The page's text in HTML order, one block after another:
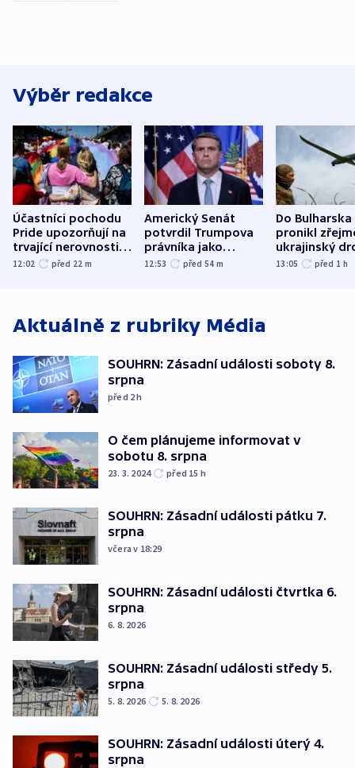
Výběr redakce
Účastníci pochodu
Pride upozorňují na
trvající nerovnosti i
společenskou
12:02 před 22 m
Americký Senát
potvrdil Trumpova
právníka jako
ministra
12:53 před 54 m
Do Bulharska
pronikl
ukrajinský
explodoval
13:05 před 1 h
Aktuálně z rubriky Média
SOUHRN: Zásadní události soboty 8.
srpna
před 2h
O čem plánujeme informovat v
sobotu 8. srpna
23. 3. 2024 před 15 h
SOUHRN: Zásadní události pátku 7.
srpna
včera v 18:29
SOUHRN: Zásadní události čtvrtka 6.
srpna
6. 8. 2026
SOUHRN: Zásadní události středy 5.
srpna
5. 8. 2026 5. 8. 2026
SOUHRN: Zásadní události úterý 4.
srpna